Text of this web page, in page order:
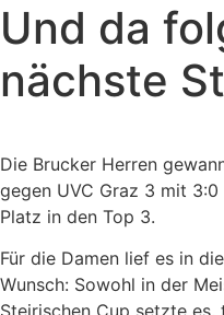
Und da
nächste
Die Brucker Herren
gegen UVC Graz 3 mit
Platz in den Top 3.
Für die Damen lief es in
Wunsch: Sowohl in der